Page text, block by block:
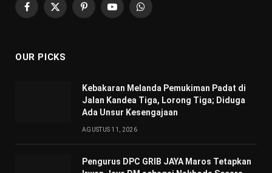
Facebook
X
PinterestYouTubeWhatsApp
OUR PICKS
Kebakaran Melanda Pemukiman Padat di
Jalan Kandea Tiga, Lorong Tiga; Diduga
Ada Unsur Kesengajaan
AGUSTUS 11, 2026
Pengurus DPC GRIB JAYA Maros Tetapkan